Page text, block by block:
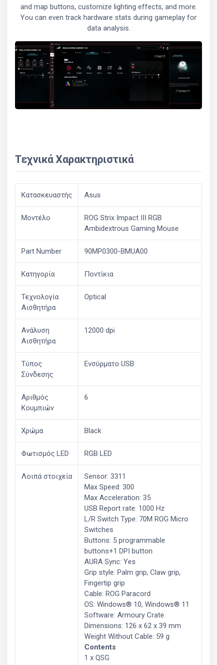
and map buttons, customize lighting effects, and more.
You can even track hardware stats during gameplay for
data analysis.
Τεχνικά Χαρακτηριστικά
Κατασκευαστής Asus
Μοντέλο
ROG Strix Impact III RGB
Ambidextrous Gaming Mouse
Part Number 90MP0300-BMUA00
Κατηγορία Ποντίκια
Τεχνολογία
Αισθητήρα
Optical
Ανάλυση
Αισθητήρα
12000 dpi
Τύπος
Σύνδεσης
Ενσύρματο USB
Αριθμός
Κουμπιών
6
Χρώμα Black
Φωτισμός LED RGB LED
Λοιπά στοιχεία
Sensor: 3311
Max Speed: 300
Max Acceleration: 35
USB Report rate: 1000 Hz
L/R Switch Type: 70M ROG Micro
Switches
Buttons: 5 programmable
buttons+1 DPI button
AURA Sync: Yes
Grip style: Palm grip, Claw grip,
Fingertip grip
Cable: ROG Paracord
OS: Windows® 10, Windows® 11
Software: Armoury Crate
Dimensions: 126 x 62 x 39 mm
Weight Without Cable: 59 g
Contents
1 x QSG